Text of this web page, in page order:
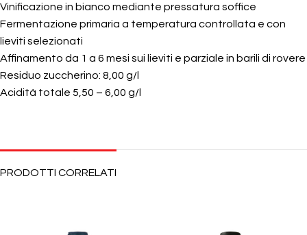
Vinificazione in bianco mediante pressatura soffice
Fermentazione primaria a temperatura controllata e con
lieviti selezionati
Affinamento da 1 a 6 mesi sui lieviti e parziale in barili di rovere
Residuo zuccherino: 8,00 g/l
Acidità totale 5,50 – 6,00 g/l
PRODOTTI CORRELATI